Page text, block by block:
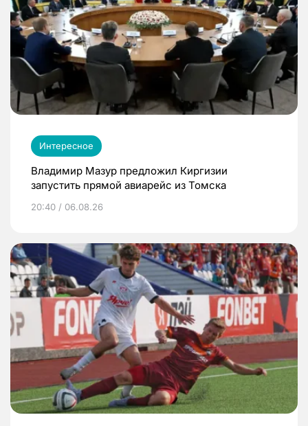
Интересное
Владимир Мазур предложил Киргизии
запустить прямой авиарейс из Томска
20:40 / 06.08.26